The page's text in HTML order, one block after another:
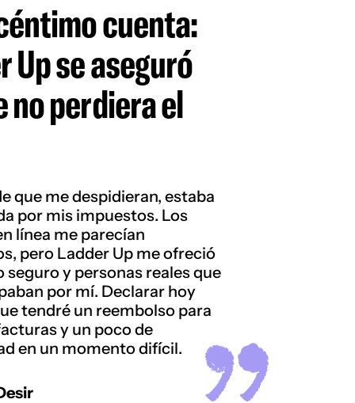
cuenta:
Up se aseguró
no perdiera el
que me despidieran, estaba
por mis impuestos. Los
línea me parecían
pero Ladder Up me ofreció
seguro y personas reales que
por mí. Declarar hoy
tendré un reembolso para
y un poco de
en un momento difícil.